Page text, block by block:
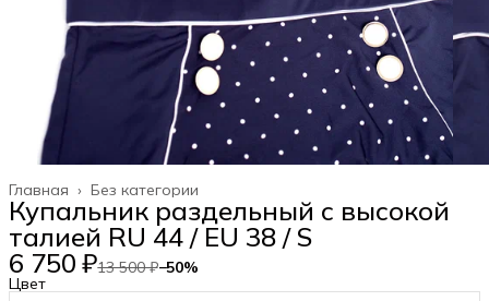
Без категории
Главная ›
Купальник раздельный с высокой
талией RU 44 / EU 38 / S
6 750 ₽13 500 ₽−50%
Цвет